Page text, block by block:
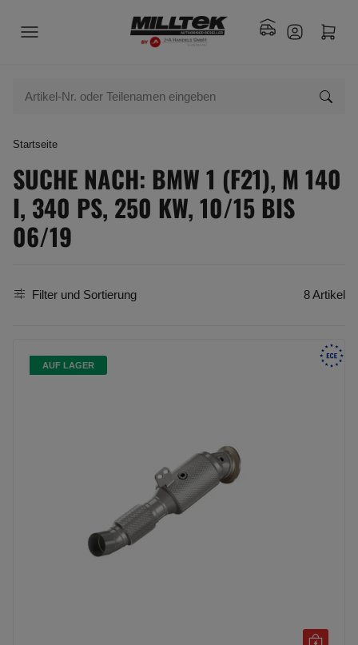
Startseite
SUCHE NACH: BMW 1 (F21), M 140
I, 340 PS, 250 KW, 10/15 BIS
06/19
Filter und Sortierung 8 Artikel
AUF LAGER